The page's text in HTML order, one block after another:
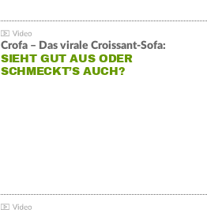
Crofa – Das virale Croissant-Sofa:
SIEHT GUT AUS ODER
SCHMECKT’S AUCH?